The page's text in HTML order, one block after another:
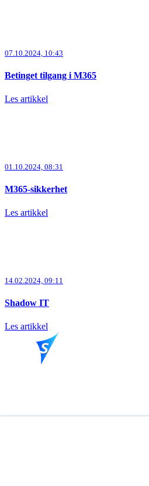
07.10.2024, 10:43
Betinget tilgang i M365
Les artikkel
01.10.2024, 08:31
M365-sikkerhet
Les artikkel
14.02.2024, 09:11
Shadow IT
Les artikkel